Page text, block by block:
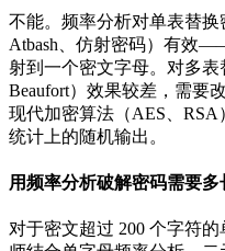
不能。频率分析对单表替换
Atbash、仿射密码）有效
射到一个密文字母。对多表
Beaufort）效果较差，需要
现代加密算法（AES、
统计上的随机输出。
用频率分析破解密码需要多
对于密文超过 200 个字符